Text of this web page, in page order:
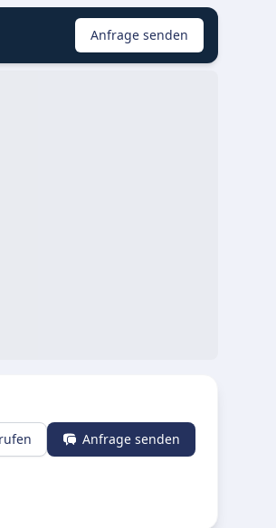
Anfrage senden
Anfrage senden